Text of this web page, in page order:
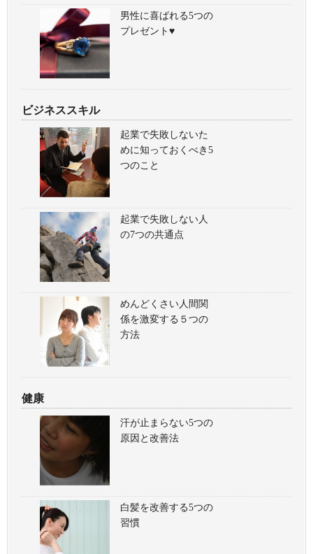
男性に喜ばれる5つの
プレゼント♥
ビジネススキル
起業で失敗しないた
めに知っておくべき5
つのこと
起業で失敗しない人
の7つの共通点
めんどくさい人間関
係を激変する５つの
方法
健康
汗が止まらない5つの
原因と改善法
白髪を改善する5つの
習慣